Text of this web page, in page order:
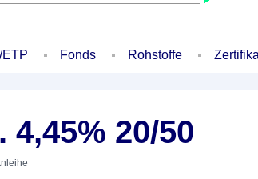
ETP Fonds Rohstoffe
20/50